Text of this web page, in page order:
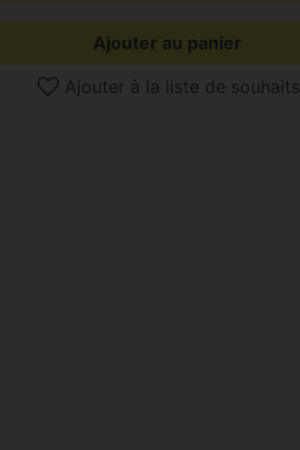
Ajouter au panier
Ajouter à la liste de souhaits